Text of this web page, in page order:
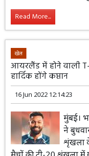
Read More...
खेल
आयरलैंड में होने वाली
हार्दिक होंगे कप्तान
16 Jun 2022 12:14:23
मुंबई।
ने
शृंखला